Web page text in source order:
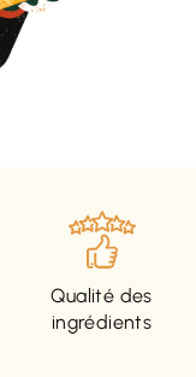
Qualité des
ingrédients